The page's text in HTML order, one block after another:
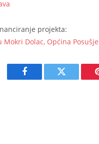
projekta:
Dolac, Općina Posušje
Facebook Twitter